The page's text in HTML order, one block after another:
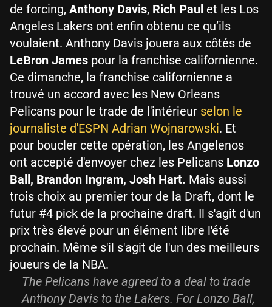
de forcing, Anthony Davis, Rich Paul et les Los
Angeles Lakers ont enfin obtenu ce qu’ils
voulaient. Anthony Davis jouera aux côtés de
LeBron James pour la franchise californienne.
Ce dimanche, la franchise californienne a
trouvé un accord avec les New Orleans
Pelicans pour le trade de l'intérieur selon le
journaliste d'ESPN Adrian Wojnarowski. Et
pour boucler cette opération, les Angelenos
ont accepté d'envoyer chez les Pelicans Lonzo
Ball, Brandon Ingram, Josh Hart. Mais aussi
trois choix au premier tour de la Draft, dont le
futur #4 pick de la prochaine draft. Il s'agit d'un
prix très élevé pour un élément libre l'été
prochain. Même s'il s'agit de l'un des meilleurs
joueurs de la NBA.
The Pelicans have agreed to a deal to trade
Anthony Davis to the Lakers. For Lonzo Ball,